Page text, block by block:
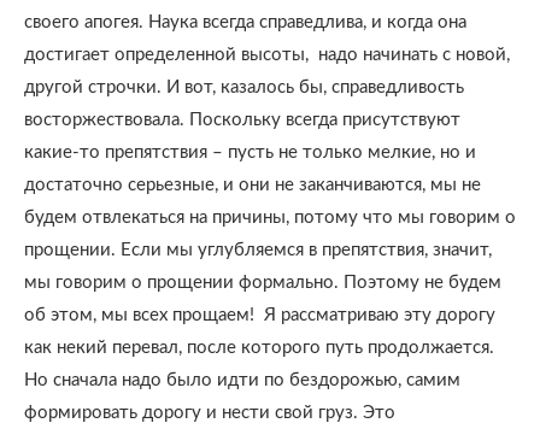
своего апогея. Наука всегда справедлива, и когда она
достигает определенной высоты, надо начинать с новой,
другой строчки. И вот, казалось бы, справедливость
восторжествовала. Поскольку всегда присутствуют
какие-то препятствия – пусть не только мелкие, но и
достаточно серьезные, и они не заканчиваются, мы не
будем отвлекаться на причины, потому что мы говорим о
прощении. Если мы углубляемся в препятствия, значит,
мы говорим о прощении формально. Поэтому не будем
об этом, мы всех прощаем! Я рассматриваю эту дорогу
как некий перевал, после которого путь продолжается.
Но сначала надо было идти по бездорожью, самим
формировать дорогу и нести свой груз. Это